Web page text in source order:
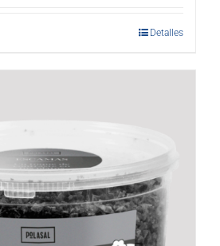
Detalles